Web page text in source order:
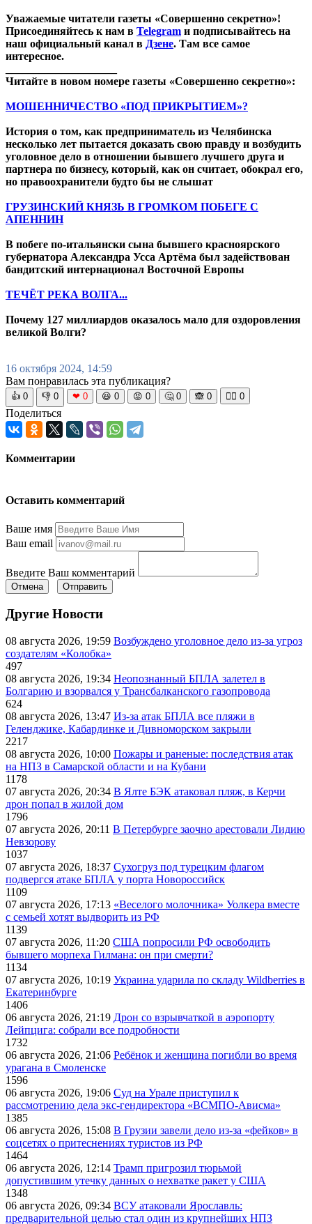
Уважаемые читатели газеты «Совершенно секретно»!
Присоединяйтесь к нам в Telegram и подписывайтесь на
наш официальный канал в Дзене. Там все самое
интересное.
Читайте в новом номере газеты «Совершенно секретно»:
МОШЕННИЧЕСТВО «ПОД ПРИКРЫТИЕМ»?
История о том, как предприниматель из Челябинска
несколько лет пытается доказать свою правду и возбудить
уголовное дело в отношении бывшего лучшего друга и
партнера по бизнесу, который, как он считает, обокрал его,
но правоохранители будто бы не слышат
ГРУЗИНСКИЙ КНЯЗЬ В ГРОМКОМ ПОБЕГЕ С
АПЕННИН
В побеге по-итальянски сына бывшего красноярского
губернатора Александра Усса Артёма был задействован
бандитский интернационал Восточной Европы
ТЕЧЁТ РЕКА ВОЛГА...
Почему 127 миллиардов оказалось мало для оздоровления
великой Волги?
16 октября 2024, 14:59
Вам понравилась эта публикация?
👍 0 👎 0 ❤ 0 😆 0 😡 0 🤔 0 🙈 0 🧘‍♀️ 0
Поделиться
Комментарии
Оставить комментарий
Ваше имя
Ваш email
Введите Ваш комментарий
Отмена Отправить
Другие Новости
08 августа 2026, 19:59 Возбуждено уголовное дело из-за угроз
создателям «Колобка»
497
08 августа 2026, 19:34 Неопознанный БПЛА залетел в
Болгарию и взорвался у Трансбалканского газопровода
624
08 августа 2026, 13:47 Из-за атак БПЛА все пляжи в
Геленджике, Кабардинке и Дивноморском закрыли
2217
08 августа 2026, 10:00 Пожары и раненые: последствия атак
на НПЗ в Самарской области и на Кубани
1178
07 августа 2026, 20:34 В Ялте БЭК атаковал пляж, в Керчи
дрон попал в жилой дом
1796
07 августа 2026, 20:11 В Петербурге заочно арестовали Лидию
Невзорову
1037
07 августа 2026, 18:37 Сухогруз под турецким флагом
подвергся атаке БПЛА у порта Новороссийск
1109
07 августа 2026, 17:13 «Веселого молочника» Уолкера вместе
с семьей хотят выдворить из РФ
1139
07 августа 2026, 11:20 США попросили РФ освободить
бывшего морпеха Гилмана: он при смерти?
1134
07 августа 2026, 10:19 Украина ударила по складу Wildberries в
Екатеринбурге
1406
06 августа 2026, 21:19 Дрон со взрывчаткой в аэропорту
Лейпцига: собрали все подробности
1732
06 августа 2026, 21:06 Ребёнок и женщина погибли во время
урагана в Смоленске
1596
06 августа 2026, 19:06 Суд на Урале приступил к
рассмотрению дела экс-гендиректора «ВСМПО-Ависма»
1385
06 августа 2026, 15:08 В Грузии завели дело из-за «фейков» в
соцсетях о притеснениях туристов из РФ
1464
06 августа 2026, 12:14 Трамп пригрозил тюрьмой
допустившим утечку данных о нехватке ракет у США
1348
06 августа 2026, 09:34 ВСУ атаковали Ярославль:
предварительной целью стал один из крупнейших НПЗ